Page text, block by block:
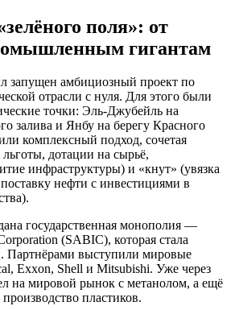
поля»: от
гигантам
запущен амбициозный проект по
отрасли с нуля. Для этого были
точки: Эль-Джубейль на
залива и Янбу на берегу Красного
комплексный подход, сочетая
дотации на сырьё,
инфраструктуры) и «кнут» (увязка
нефти с инвестициями в
государственная монополия —
(SABIC), которая стала
Партнёрами выступили мировые
Exxon, Shell и Mitsubishi. Уже через
на мировой рынок с метанолом, а ещё
пластиков.